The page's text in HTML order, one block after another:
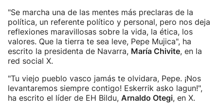
"Se marcha una de las mentes más preclaras de la
política, un referente político y personal, pero nos deja
reflexiones maravillosas sobre la vida, la ética, los
valores. Que la tierra te sea leve, Pepe Mujica", ha
escrito la presidenta de Navarra, María Chivite, en la
red social X.
"Tu viejo pueblo vasco jamás te olvidara, Pepe. ¡Nos
levantaremos siempre contigo! Eskerrik asko lagun!",
ha escrito el líder de EH Bildu, Arnaldo Otegi, en X.